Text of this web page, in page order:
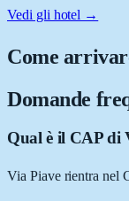
Vedi gli hotel →
Come
Domande
Qual è il CAP di
Via Piave rientra nel